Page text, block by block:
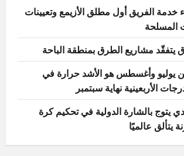
خدمة الفريق أول مطلق الأزيمع وتعيينات
المسلحة
يتفقّد مشاريع الطرق بمنطقة الباحة
يوليو وأغسطس هو الأشد حرارة في
الأربعينية نهاية سبتمبر
يتوج بالشارة الدولية في تحكيم كرة
يتألق عالميًا